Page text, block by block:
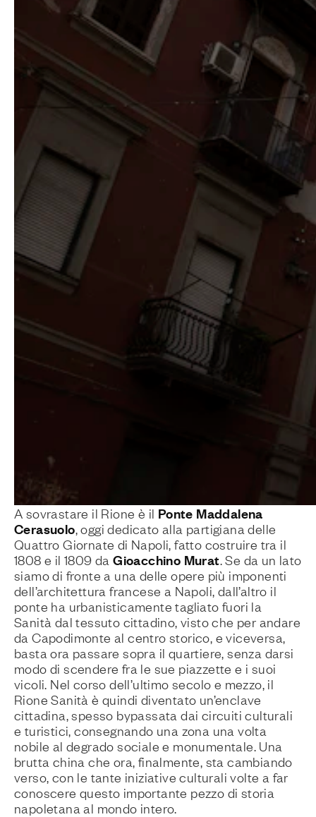
A sovrastare il Rione è il Ponte Maddalena
Cerasuolo, oggi dedicato alla partigiana delle
Quattro Giornate di Napoli, fatto costruire tra il
1808 e il 1809 daGioacchino Murat. Se da un lato
siamo di fronte a una delle opere più imponenti
dell’architettura francese a Napoli, dall’altro il
ponte ha urbanisticamente tagliato fuori la
Sanità dal tessuto cittadino, visto che per andare
da Capodimonte al centro storico, e viceversa,
basta ora passare sopra il quartiere, senza darsi
modo di scendere fra le sue piazzette e i suoi
vicoli. Nel corso dell’ultimo secolo e mezzo, il
Rione Sanità è quindi diventato un’enclave
cittadina, spesso bypassata dai circuiti culturali
e turistici, consegnando una zona una volta
nobile al degrado sociale e monumentale. Una
brutta china che ora, finalmente, sta cambiando
verso, con le tante iniziative culturali volte a far
conoscere questo importante pezzo di storia
napoletana al mondo intero.